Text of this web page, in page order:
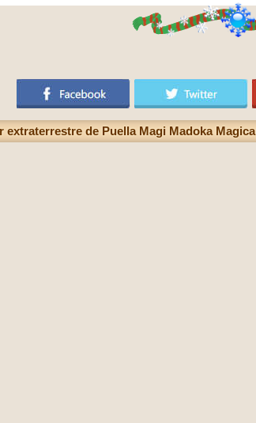
extraterrestre de Puella Magi Madoka Magica